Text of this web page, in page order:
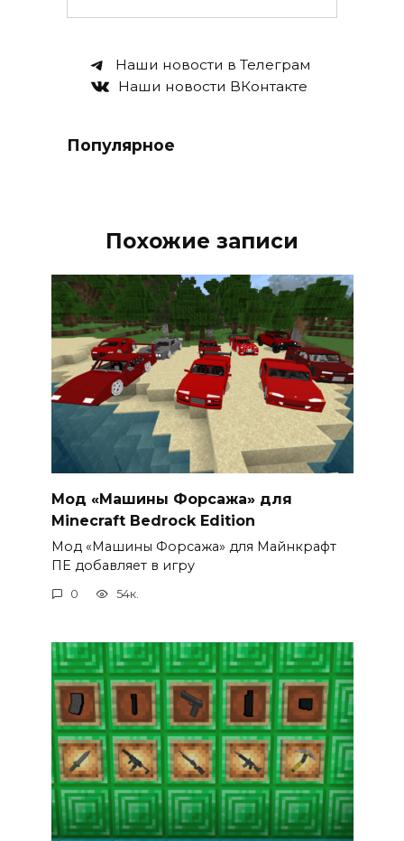
Наши новости в Телеграм
Наши новости ВКонтакте
Популярное
Похожие записи
Мод «Машины Форсажа» для
Minecraft Bedrock Edition
Мод «Машины Форсажа» для Майнкрафт
ПЕ добавляет в игру
0 54к.